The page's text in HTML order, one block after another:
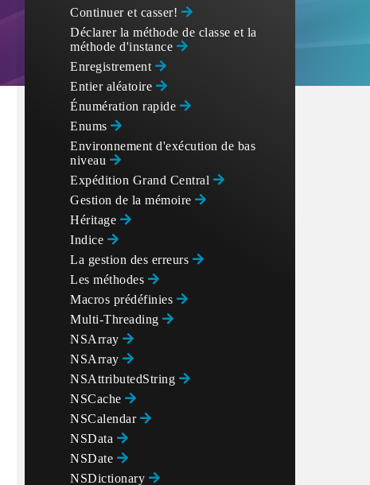
Continuer et casser!
Déclarer la méthode de classe et la
méthode d'instance
Enregistrement
Entier aléatoire
Énumération rapide
Enums
Environnement d'exécution de bas
niveau
Expédition Grand Central
Gestion de la mémoire
Héritage
Indice
La gestion des erreurs
Les méthodes
Macros prédéfinies
Multi-Threading
NSArray
NSArray
NSAttributedString
NSCache
NSCalendar
NSData
NSDate
NSDictionary